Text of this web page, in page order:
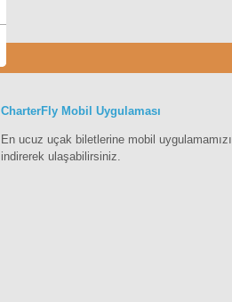
CharterFly Mobil Uygulaması
En ucuz uçak biletlerine mobil uygulamamızı
indirerek ulaşabilirsiniz.